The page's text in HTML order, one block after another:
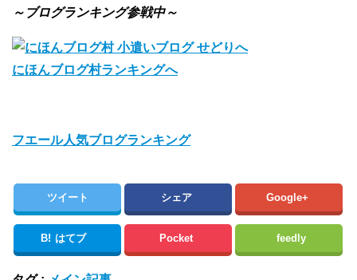
～ブログランキング参戦中～
にほんブログ村ランキングへ
フエール人気ブログランキング
ツイート シェア Google+
B! はてブ Pocket feedly